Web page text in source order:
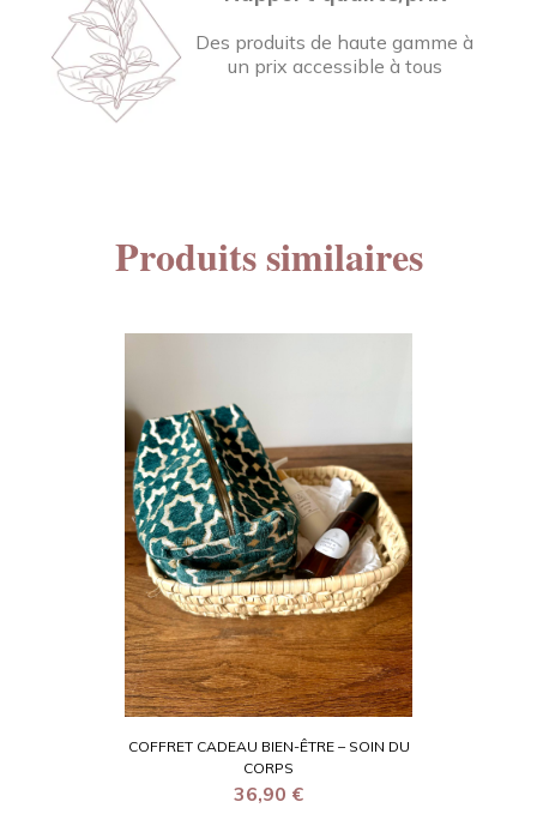
Des produits de haute gamme à
un prix accessible à tous
Produits similaires
COFFRET CADEAU BIEN-ÊTRE – SOIN DU
CORPS
36,90 €